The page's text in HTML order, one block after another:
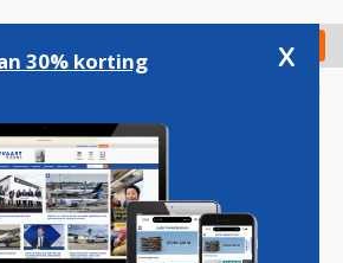
Check in
30% korting x